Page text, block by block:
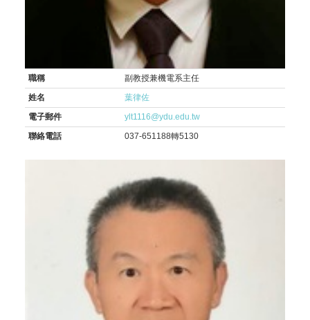
職稱
副教授兼機電系主任
姓名
葉律佐
電子郵件
ylt1116@ydu.edu.tw
聯絡電話
037-651188轉5130